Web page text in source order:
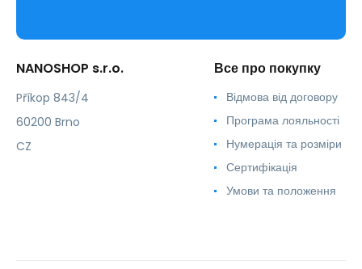
NANOSHOP s.r.o.
Příkop 843/4
60200 Brno
CZ
Все про покупку
Відмова від договору
Програма лояльності
Нумерація та розміри
Сертифікація
Умови та положення